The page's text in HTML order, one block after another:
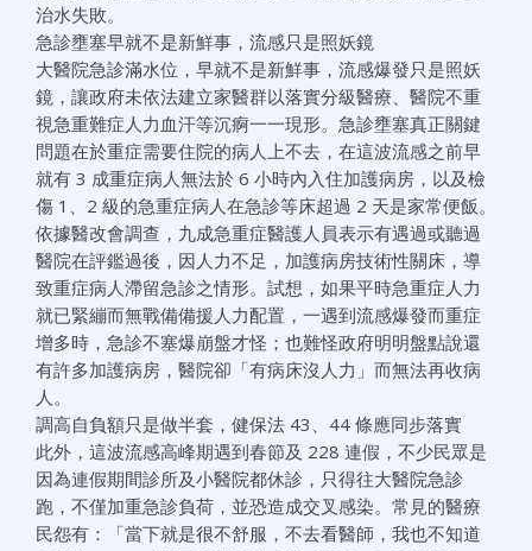
治水失敗。
急診壅塞早就不是新鮮事，流感只是照妖鏡
大醫院急診滿水位，早就不是新鮮事，流感爆發只是照妖
鏡，讓政府未依法建立家醫群以落實分級醫療、醫院不重
視急重難症人力血汗等沉痾一一現形。急診壅塞真正關鍵
問題在於重症需要住院的病人上不去，在這波流感之前早
就有 3 成重症病人無法於 6 小時內入住加護病房，以及檢
傷 1、2 級的急重症病人在急診等床超過 2 天是家常便飯。
依據醫改會調查，九成急重症醫護人員表示有遇過或聽過
醫院在評鑑過後，因人力不足，加護病房技術性關床，導
致重症病人滯留急診之情形。試想，如果平時急重症人力
就已緊繃而無戰備備援人力配置，一遇到流感爆發而重症
增多時，急診不塞爆崩盤才怪；也難怪政府明明盤點說還
有許多加護病房，醫院卻「有病床沒人力」而無法再收病
人。
調高自負額只是做半套，健保法 43、44 條應同步落實
此外，這波流感高峰期遇到春節及 228 連假，不少民眾是
因為連假期間診所及小醫院都休診，只得往大醫院急診
跑，不僅加重急診負荷，並恐造成交叉感染。常見的醫療
民怨有：「當下就是很不舒服，不去看醫師，我也不知道